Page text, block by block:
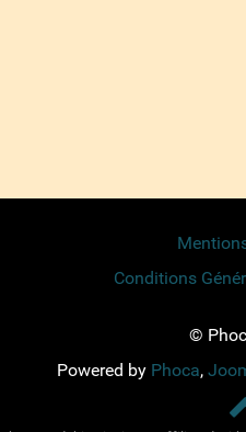
Conditions
©
Powered by Phoca,